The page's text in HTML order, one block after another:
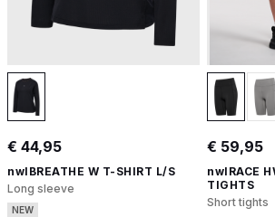
€ 44,95
nwlBREATHE W T-SHIRT L/S
Long sleeve
NEW
€ 59,95
nwlRACE
TIGHTS
Short tights